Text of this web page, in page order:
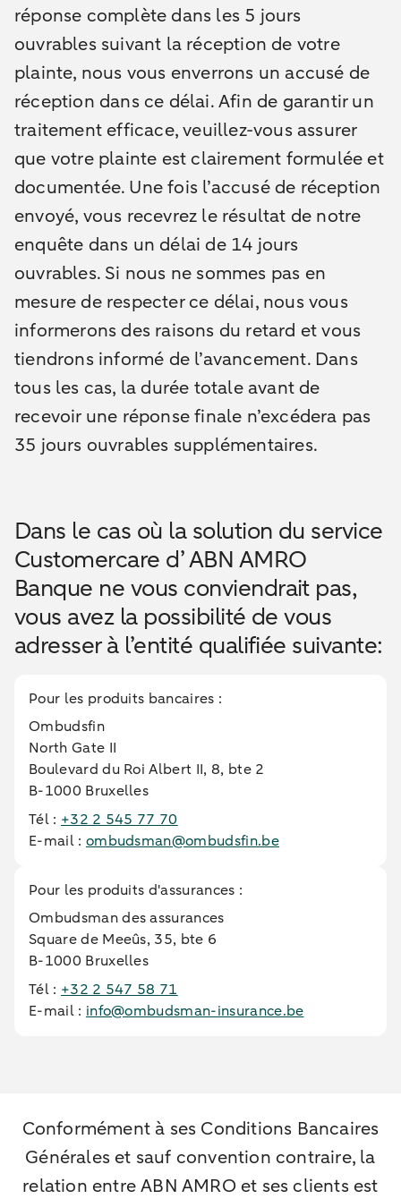
réponse complète dans les 5 jours
ouvrables suivant la réception de votre
plainte, nous vous enverrons un accusé de
réception dans ce délai. Afin de garantir un
traitement efficace, veuillez-vous assurer
que votre plainte est clairement formulée et
documentée. Une fois l’accusé de réception
envoyé, vous recevrez le résultat de notre
enquête dans un délai de 14 jours
ouvrables. Si nous ne sommes pas en
mesure de respecter ce délai, nous vous
informerons des raisons du retard et vous
tiendrons informé de l’avancement. Dans
tous les cas, la durée totale avant de
recevoir une réponse finale n’excédera pas
35 jours ouvrables supplémentaires.
Dans le cas où la solution du service
Customercare d’ ABN AMRO
Banque ne vous conviendrait pas,
vous avez la possibilité de vous
adresser à l’entité qualifiée suivante:
Pour les produits bancaires :
Ombudsfin
North Gate II
Boulevard du Roi Albert II, 8, bte 2
B-1000 Bruxelles
Tél : +32 2 545 77 70
E-mail : ombudsman@ombudsfin.be
Pour les produits d'assurances :
Ombudsman des assurances
Square de Meeûs, 35, bte 6
B-1000 Bruxelles
Tél : +32 2 547 58 71
E-mail : info@ombudsman-insurance.be
Conformément à ses Conditions Bancaires
Générales et sauf convention contraire, la
relation entre ABN AMRO et ses clients est